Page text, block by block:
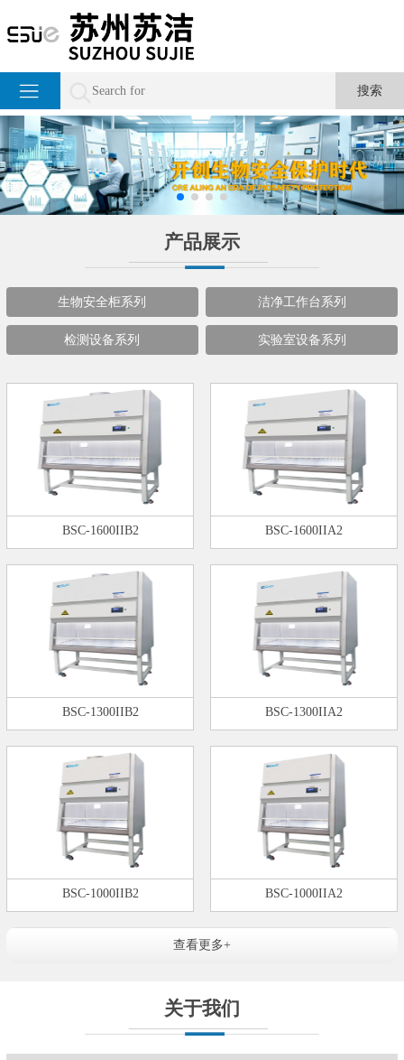
产品展示
生物安全柜系列 洁净工作台系列
检测设备系列 实验室设备系列
BSC-1600IIB2 BSC-1600IIA2
BSC-1300IIB2 BSC-1300IIA2
BSC-1000IIB2 BSC-1000IIA2
查看更多+
关于我们